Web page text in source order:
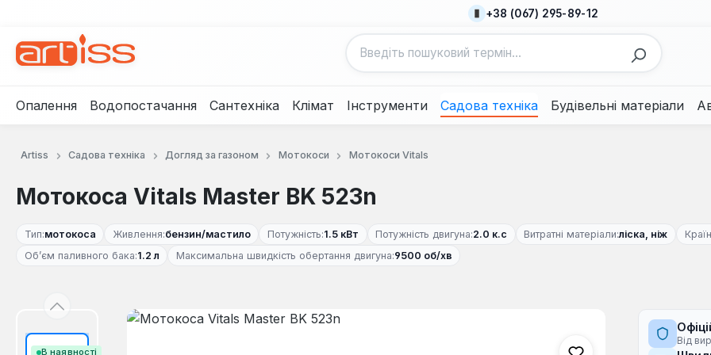
+38 (067) 295-89-12
Опалення Водопостачання Сантехніка Клімат Інструменти Садова техніка Будівельні матеріали
Artiss Садова техніка Догляд за газоном Мотокоси Мотокоси Vitals
Мотокоса Vitals Master BK 523n
Тип:мотокоса Живлення:бензин/мастило Потужність:1.5 кВт Потужність двигуна:2.0 к.с Витратні матеріали:ліска, ніж
Об’єм паливного бака:1.2 л Максимальна швидкість обертання двигуна:9500 об/хв
В наявності
Пропустити галерею зображень
Від